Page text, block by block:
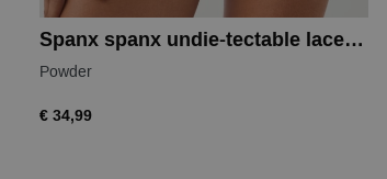
Spanx spanx undie-tectable lace hi-hipster
Powder
€ 34,99